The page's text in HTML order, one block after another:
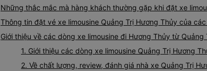
Những thắc mắc mà hàng khách thường gặp khi đặt xe
Thông tin đặt vé xe limousine Quảng Trị Hương Thủy của
Giới thiệu về các dòng xe limousine đi Hương Thủy từ Quảng
1. Giới thiệu các dòng xe limousine Quảng Trị Hương
2. Về chất lượng, review, đánh giá nhà xe Quảng Trị